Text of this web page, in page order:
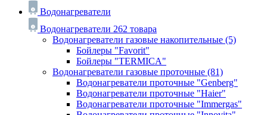
Водонагреватели
Водонагреватели 262 товара
Водонагреватели газовые накопительные (5)
Бойлеры "Favorit"
Бойлеры "TERMICA"
Водонагреватели газовые проточные (81)
Водонагреватели проточные "Genberg"
Водонагреватели проточные "Haier"
Водонагреватели проточные "Immergas"